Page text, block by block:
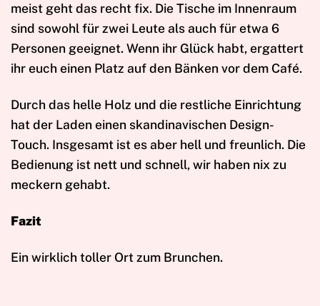
meist geht das recht fix. Die Tische im Innenraum
sind sowohl für zwei Leute als auch für etwa 6
Personen geeignet. Wenn ihr Glück habt, ergattert
ihr euch einen Platz auf den Bänken vor dem Café.
Durch das helle Holz und die restliche Einrichtung
hat der Laden einen skandinavischen Design-
Touch. Insgesamt ist es aber hell und freunlich. Die
Bedienung ist nett und schnell, wir haben nix zu
meckern gehabt.
Fazit
Ein wirklich toller Ort zum Brunchen.